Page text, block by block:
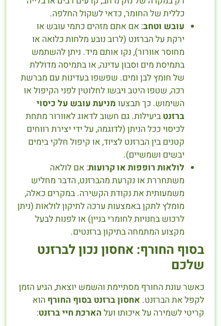
כללית של החומר, כדאי לשקול החלפה.
עובש וטחב: אם אתם מזהים כתמי עובש או
ירקת על הברזנט (לרוב נובע מלחות כלואה או
מחוסר אוורור), נקו אותם מיד. ניתן להשתמש
בתמיסת מים וסבון עדינה, או בתמיסה מדוללת
של חומץ לבן ומים. שפשפו בעדינות עם מברשת
רכה, שטפו היטב ויבשו לחלוטין לפני הקיפול או
השימוש. כך תבצעו מניעת עובש על כיסוי
ברזנט ביעילות. גם חשוב לדאוג לאוורור מתחת
לכיסוי ככל הניתן (לדוגמה, על ידי יצירת רווחים
קטנים בין הברזנט לציוד, או קיפול חלקי בימים
יבשים ושמשיים).
לולאות רופפות או קרועות: אם לולאה
משתחררת או נקרעת מהברזנט, הדבר מחליש
משמעותית את נקודת הקשירה. במקרים כאלה,
מומלץ לתקן באמצעות ערכה לתיקון לולאות (ניתן
לרכוש בחנויות לחומרי בניין) או לפנות לבעל
מקצוע המתמחה בתיקון ברזנטים.
בסוף החורף: אחסון נכון לברזנט
שלכם
כאשר עונת החורף מסתיימת והשמש יוצאת, הגיע הזמן
לקפל את הברזנט. אחסון ברזנט בסוף החורף הוא
קריטי לשמירה על איכותו ועל הארכת חיי ברזנט: